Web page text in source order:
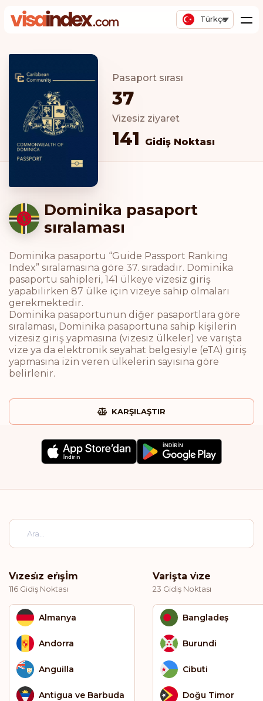
Türkçe
Pasaport sırası
37
Vizesiz ziyaret
141 Gidiş Noktası
Dominika pasaport
sıralaması
Dominika pasaportu “Guide Passport Ranking
Index” sıralamasına göre 37. sıradadır. Dominika
pasaportu sahipleri, 141 ülkeye vizesiz giriş
yapabilirken 87 ülke için vizeye sahip olmaları
gerekmektedir.
Dominika pasaportunun diğer pasaportlara göre
sıralaması, Dominika pasaportuna sahip kişilerin
vizesiz giriş yapmasına (vizesiz ülkeler) ve varışta
vize ya da elektronik seyahat belgesiyle (eTA) giriş
yapmasına izin veren ülkelerin sayısına göre
belirlenir.
KARŞILAŞTIR
Vi̇zesi̇z eri̇şİm
116 Gidiş Noktası
Almanya
Andorra
Anguilla
Antigua ve Barbuda
Varişta vi̇ze
23 Gidiş Noktası
Bangladeş
Burundi
Cibuti
Doğu Timor